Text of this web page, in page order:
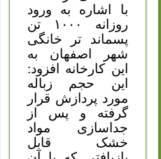
با اشاره به ورود
روزانه ۱۰۰۰ تن
پسماند تر خانگی
شهر اصفهان به
این کارخانه افزود:
این حجم زباله
مورد پردازش قرار
گرفته و پس از
جداسازی مواد
خشک قابل